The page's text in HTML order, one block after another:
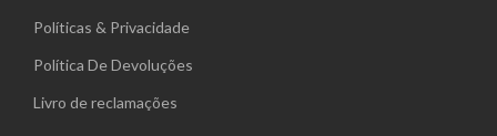
Políticas & Privacidade
Política De Devoluções
Livro de reclamações